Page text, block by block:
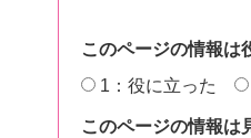
このページの情報は
1：役に立った
このページの情報は